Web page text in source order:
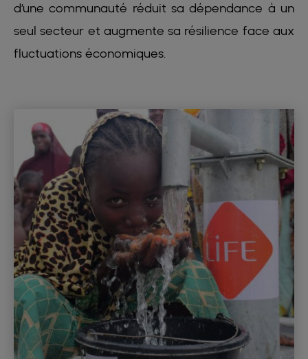
d’une communauté réduit sa dépendance à un
seul secteur et augmente sa résilience face aux
fluctuations économiques.